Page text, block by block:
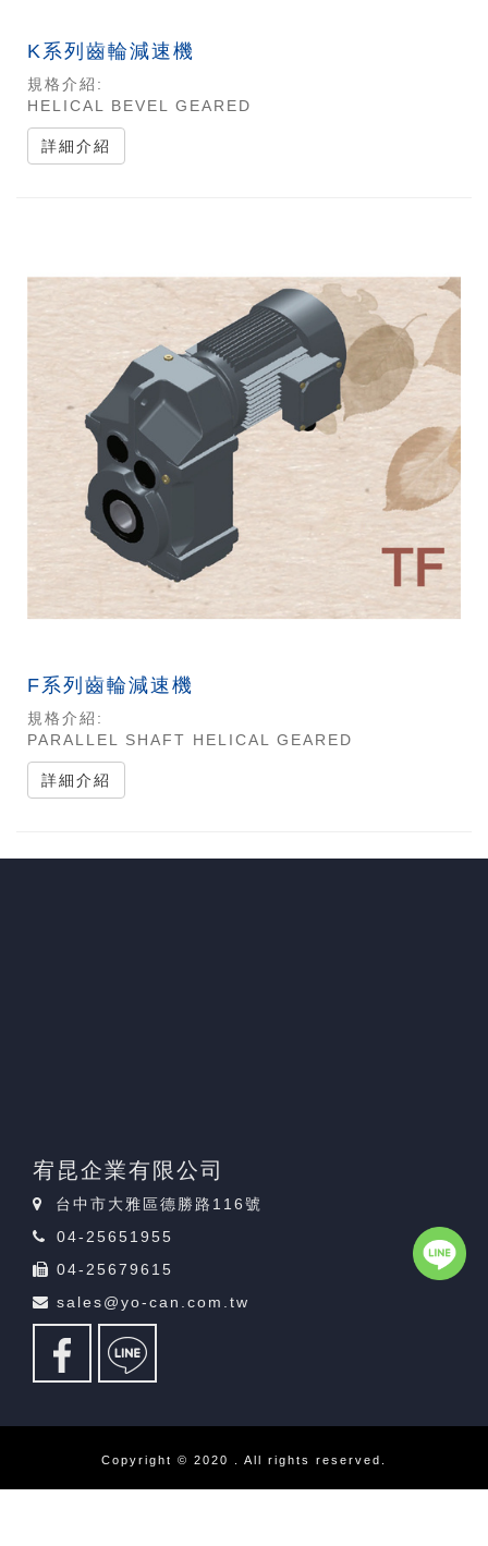
K系列齒輪減速機
規格介紹:
HELICAL BEVEL GEARED
詳細介紹
F系列齒輪減速機
規格介紹:
PARALLEL SHAFT HELICAL GEARED
詳細介紹
宥昆企業有限公司
台中市大雅區德勝路116號
04-25651955
04-25679615
sales@yo-can.com.tw
Copyright © 2020 . All rights reserved.